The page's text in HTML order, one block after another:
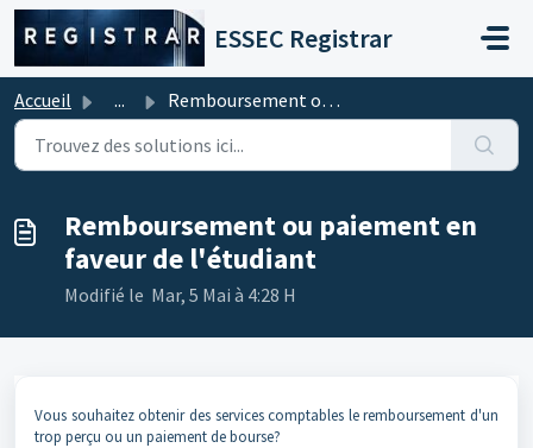
Passer au contenu principal
ESSEC Registrar
Accueil ... Remboursement ou paiement en faveur de l'étudiant
Remboursement ou paiement en
faveur de l'étudiant
Modifié le Mar, 5 Mai à 4:28 H
Vous souhaitez obtenir des services comptables le remboursement d'un
trop perçu ou un paiement de bourse?